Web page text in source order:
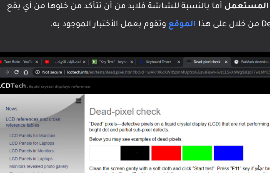
أما بالنسبة للشاشة فلابد من أن تتأكد من خلوها من أي بقع
الموقع وتقوم بعمل الأختبار الموجود به.